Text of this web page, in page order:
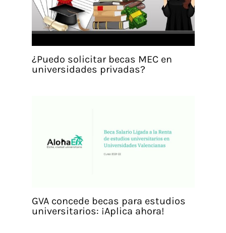
¿Puedo solicitar becas MEC en
universidades privadas?
GVA concede becas para estudios
universitarios: ¡Aplica ahora!